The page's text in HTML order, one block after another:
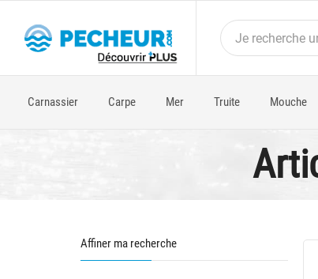
Carnassier Carpe Mer Truite Mouche
Affiner ma recherche